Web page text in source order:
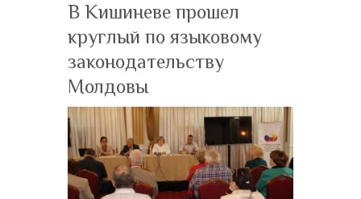
В Кишиневе прошел
круглый по языковому
законодательству
Молдовы